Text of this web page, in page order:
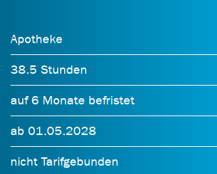
Apotheke
38.5 Stunden
auf 6 Monate befristet
ab 01.05.2028
nicht Tarifgebunden